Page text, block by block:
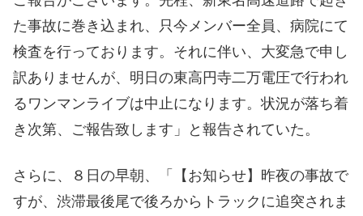
た事故に巻き込まれ、只今メンバー全員、病院にて
検査を行っております。それに伴い、大変急で申し
訳ありませんが、明日の東高円寺二万電圧で行われ
るワンマンライブは中止になります。状況が落ち着
き次第、ご報告致します」と報告されていた。
さらに、８日の早朝、「【お知らせ】昨夜の事故で
すが、渋滞最後尾で後ろからトラックに追突されま